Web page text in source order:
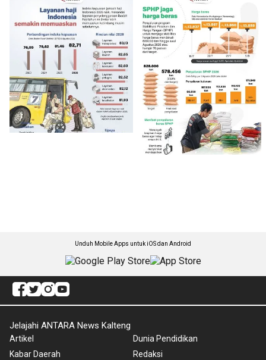
Unduh Mobile Apps untuk iOS dan Android
Jelajahi ANTARA News Kalteng
Artikel
Kabar Daerah
Dunia Pendidikan
Redaksi